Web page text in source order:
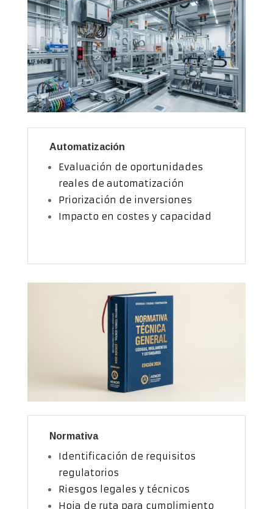
Automatización
Evaluación de oportunidades
reales de automatización
Priorización de inversiones
Impacto en costes y capacidad
Normativa
Identificación de requisitos
regulatorios
Riesgos legales y técnicos
Hoja de ruta para cumplimiento